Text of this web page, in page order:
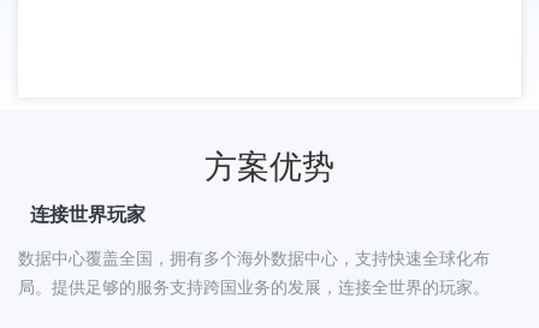
方案优势
连接世界玩家
数据中心覆盖全国，拥有多个海外数据中心，支持快速全球化布
局。提供足够的服务支持跨国业务的发展，连接全世界的玩家。